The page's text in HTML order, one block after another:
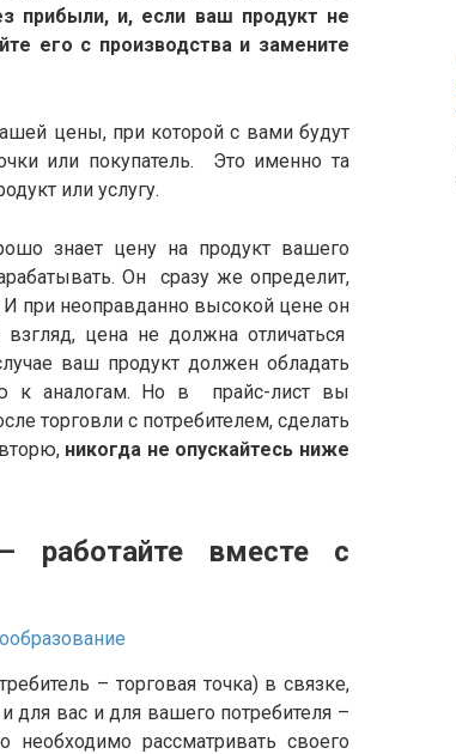
прибыли, и, если ваш продукт не
его с производства и замените
цены, при которой с вами будут
или покупатель. Это именно та
или услугу.
знает цену на продукт вашего
Он сразу же определит,
при неоправданно высокой цене он
цена не должна отличаться
ваш продукт должен обладать
к аналогам. Но в прайс-лист вы
торговли с потребителем, сделать
никогда не опускайтесь ниже
вместе с
– торговая точка) в связке,
для вас и для вашего потребителя –
рассматривать своего